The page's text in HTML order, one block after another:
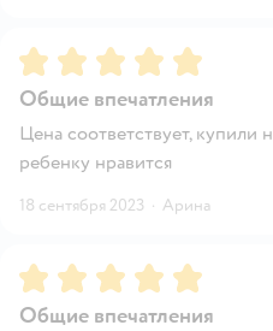
Рейтинг:5
Общие впечатления
Цена соответствует, купили
ребенку нравится
18 сентября 2023 · Арина
Рейтинг:5
Общие впечатления